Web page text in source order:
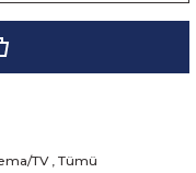
TV , Tümü